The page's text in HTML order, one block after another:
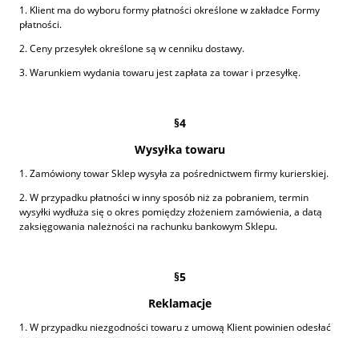
1. Klient ma do wyboru formy płatności określone w zakładce Formy
płatności.
2. Ceny przesyłek określone są w cenniku dostawy.
3. Warunkiem wydania towaru jest zapłata za towar i przesyłkę.
§4
Wysyłka towaru
1. Zamówiony towar Sklep wysyła za pośrednictwem firmy kurierskiej.
2. W przypadku płatności w inny sposób niż za pobraniem, termin
wysyłki wydłuża się o okres pomiędzy złożeniem zamówienia, a datą
zaksięgowania należności na rachunku bankowym Sklepu.
§5
Reklamacje
1. W przypadku niezgodności towaru z umową Klient powinien odesłać